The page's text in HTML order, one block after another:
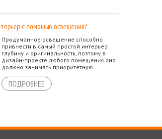
с помощью освещения?
Продуманное освещение способно
привнести в самый простой интерьер
глубину и оригинальность, поэтому в
дизайн-проекте любого помещения оно
должно занимать приоритетную...
ПОДРОБНЕЕ